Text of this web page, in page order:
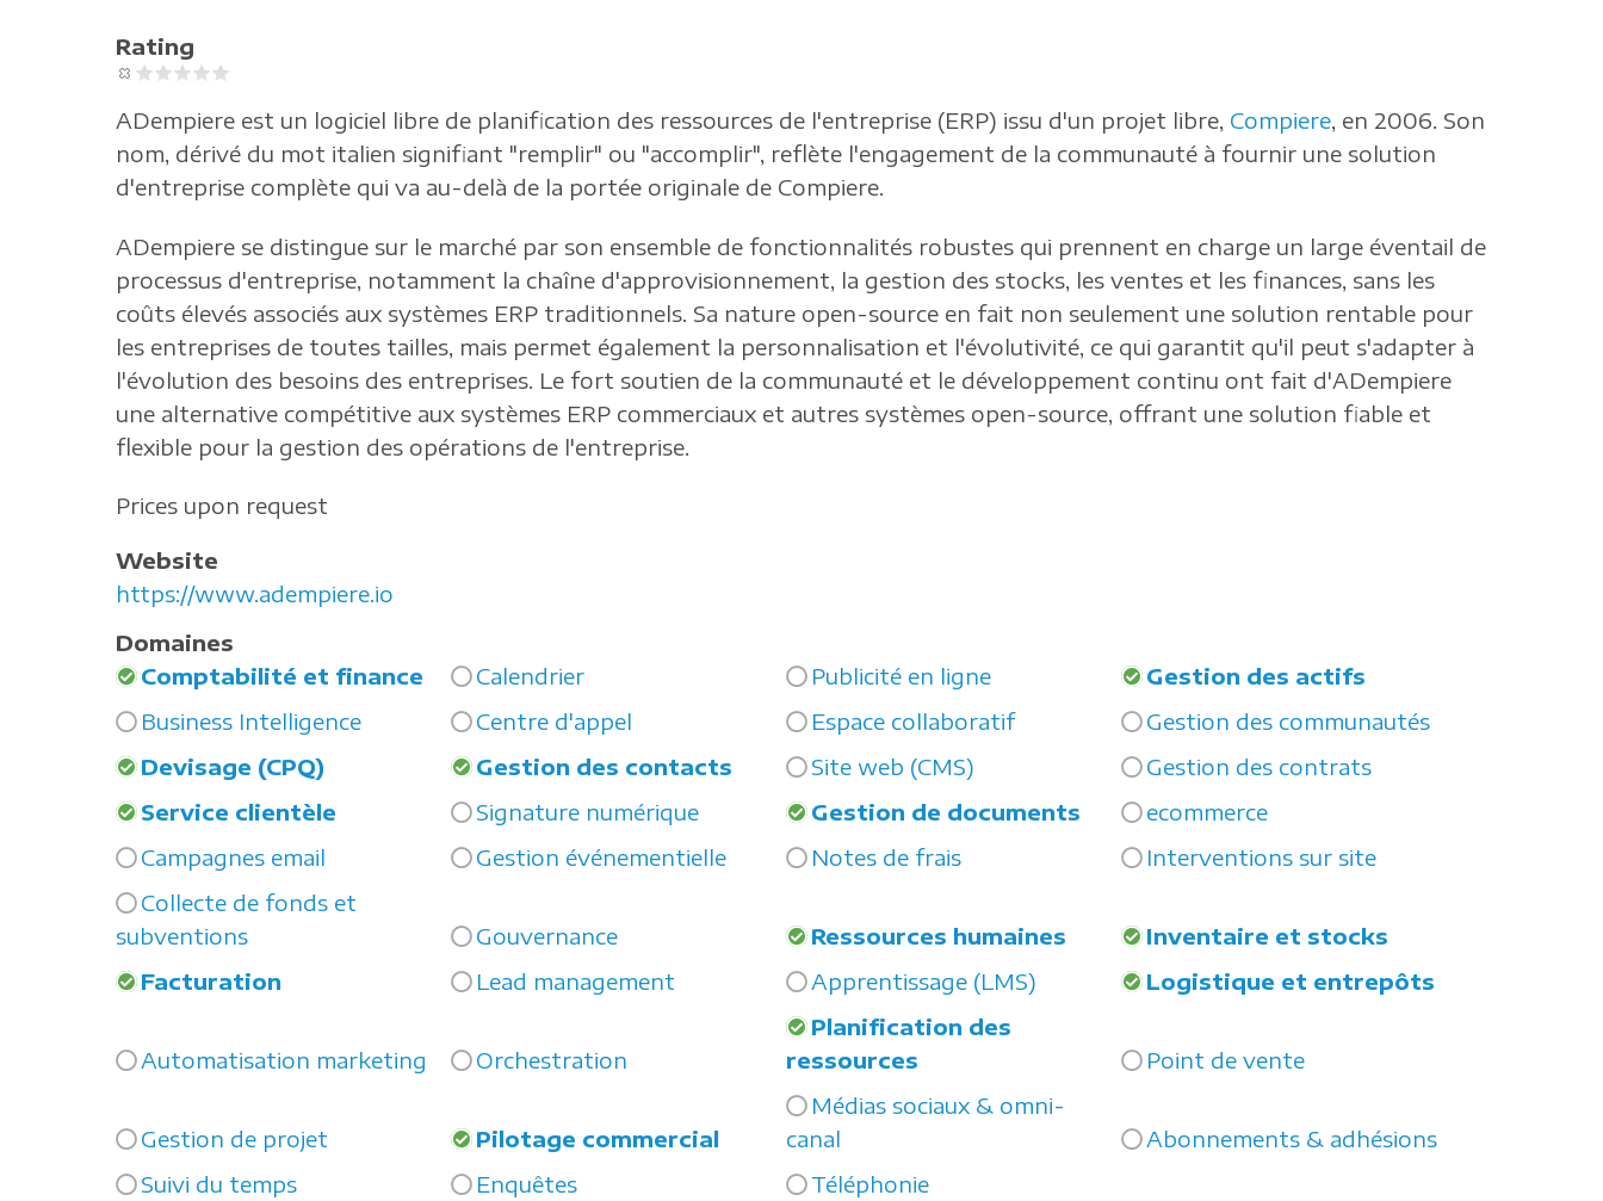
Rating
ADempiere est un logiciel libre de planification des ressources de l'entreprise (ERP) issu d'un projet libre, Compiere, en 2006. Son
nom, dérivé du mot italien signifiant "remplir" ou "accomplir", reflète l'engagement de la communauté à fournir une solution
d'entreprise complète qui va au-delà de la portée originale de Compiere.
ADempiere se distingue sur le marché par son ensemble de fonctionnalités robustes qui prennent en charge un large éventail de
processus d'entreprise, notamment la chaîne d'approvisionnement, la gestion des stocks, les ventes et les finances, sans les
coûts élevés associés aux systèmes ERP traditionnels. Sa nature open-source en fait non seulement une solution rentable pour
les entreprises de toutes tailles, mais permet également la personnalisation et l'évolutivité, ce qui garantit qu'il peut s'adapter à
l'évolution des besoins des entreprises. Le fort soutien de la communauté et le développement continu ont fait d'ADempiere
une alternative compétitive aux systèmes ERP commerciaux et autres systèmes open-source, offrant une solution fiable et
flexible pour la gestion des opérations de l'entreprise.
Prices upon request
Website
https://www.adempiere.io
Domaines
Comptabilité et finance
Calendrier Publicité en ligne
Gestion des actifs
Business Intelligence
Centre d'appel Espace collaboratif
Gestion des communautés
Devisage (CPQ)
Gestion des contacts Site web (CMS)
Gestion des contrats
Service clientèle
Signature numérique Gestion de documents
ecommerce
Campagnes email
Gestion événementielle Notes de frais
Interventions sur site
Collecte de fonds et
subventions
Gouvernance Ressources humaines
Inventaire et stocks
Facturation
Lead management Apprentissage (LMS) Logistique et entrepôts
Automatisation marketing Orchestration
Planification des
ressources
Point de vente
Gestion de projet Pilotage commercial
Médias sociaux & omni-
canal
Abonnements & adhésions
Suivi du temps
Enquêtes
Téléphonie